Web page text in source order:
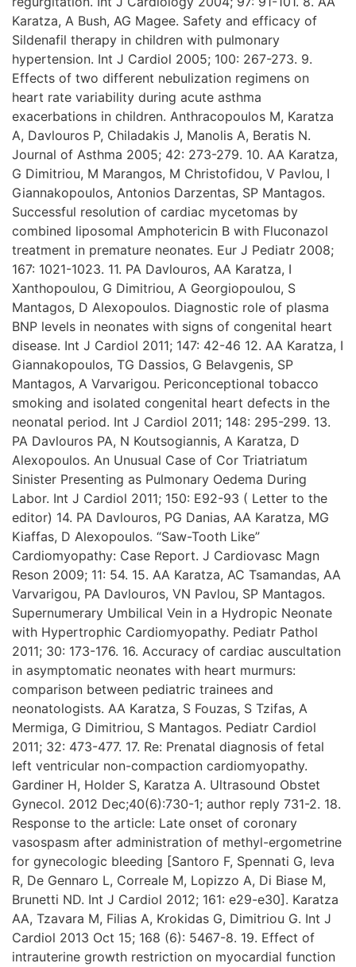
Karatza, A Bush, AG Magee. Safety and efficacy of
Sildenafil therapy in children with pulmonary
hypertension. Int J Cardiol 2005; 100: 267-273. 9.
Effects of two different nebulization regimens on
heart rate variability during acute asthma
exacerbations in children. Anthracopoulos M, Karatza
A, Davlouros P, Chiladakis J, Manolis A, Beratis N.
Journal of Asthma 2005; 42: 273-279. 10. AA Karatza,
G Dimitriou, M Marangos, M Christofidou, V Pavlou, I
Giannakopoulos, Antonios Darzentas, SP Mantagos.
Successful resolution of cardiac mycetomas by
combined liposomal Amphotericin B with Fluconazol
treatment in premature neonates. Eur J Pediatr 2008;
167: 1021-1023. 11. PA Davlouros, AA Karatza, I
Xanthopoulou, G Dimitriou, A Georgiopoulou, S
Mantagos, D Alexopoulos. Diagnostic role of plasma
BNP levels in neonates with signs of congenital heart
disease. Int J Cardiol 2011; 147: 42-46 12. AA Karatza, I
Giannakopoulos, TG Dassios, G Belavgenis, SP
Mantagos, A Varvarigou. Periconceptional tobacco
smoking and isolated congenital heart defects in the
neonatal period. Int J Cardiol 2011; 148: 295-299. 13.
PA Davlouros PA, N Koutsogiannis, A Karatza, D
Alexopoulos. An Unusual Case of Cor Triatriatum
Sinister Presenting as Pulmonary Oedema During
Labor. Int J Cardiol 2011; 150: E92-93 ( Letter to the
editor) 14. PA Davlouros, PG Danias, AA Karatza, MG
Kiaffas, D Alexopoulos. “Saw-Tooth Like”
Cardiomyopathy: Case Report. J Cardiovasc Magn
Reson 2009; 11: 54. 15. AA Karatza, AC Tsamandas, AA
Varvarigou, PA Davlouros, VN Pavlou, SP Mantagos.
Supernumerary Umbilical Vein in a Hydropic Neonate
with Hypertrophic Cardiomyopathy. Pediatr Pathol
2011; 30: 173-176. 16. Accuracy of cardiac auscultation
in asymptomatic neonates with heart murmurs:
comparison between pediatric trainees and
neonatologists. AA Karatza, S Fouzas, S Tzifas, A
Mermiga, G Dimitriou, S Mantagos. Pediatr Cardiol
2011; 32: 473-477. 17. Re: Prenatal diagnosis of fetal
left ventricular non-compaction cardiomyopathy.
Gardiner H, Holder S, Karatza A. Ultrasound Obstet
Gynecol. 2012 Dec;40(6):730-1; author reply 731-2. 18.
Response to the article: Late onset of coronary
vasospasm after administration of methyl-ergometrine
for gynecologic bleeding [Santoro F, Spennati G, Ieva
R, De Gennaro L, Correale M, Lopizzo A, Di Biase M,
Brunetti ND. Int J Cardiol 2012; 161: e29-e30]. Karatza
AA, Tzavara M, Filias A, Krokidas G, Dimitriou G. Int J
Cardiol 2013 Oct 15; 168 (6): 5467-8. 19. Effect of
intrauterine growth restriction on myocardial function